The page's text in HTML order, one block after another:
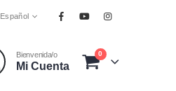
Español
Bienvenida/o
Mi Cuenta
0